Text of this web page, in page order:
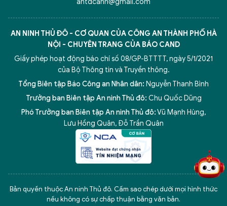
antdcahn@gmail.com
AN NINH THỦ ĐÔ - CƠ QUAN CỦA CÔNG AN THÀNH PHỐ HÀ
NỘI - CHUYÊN TRANG CỦA BÁO CAND
Giấy phép hoạt động báo chí số 08/GP-BTTTT, ngày 5/1/2021
của Bộ Thông tin và Truyền thông.
Tổng Biên tập Báo Công an Nhân dân: Nguyễn Thanh Bình
Trưởng ban Biên tập An ninh Thủ đô: Chu Quốc Dũng
Phó Trưởng ban Biên tập An ninh Thủ đô:Vũ Mạnh Hùng,
Lưu Hồng Quân, Đỗ Trần Quân
Bản quyền thuộc An ninh Thủ đô. Cấm sao chép dưới mọi hình thức
nếu không có sự chấp thuận bằng văn bản.
5 điểm nghẽn của Hà Nội giải pháp xử lý điểm nghẽn của